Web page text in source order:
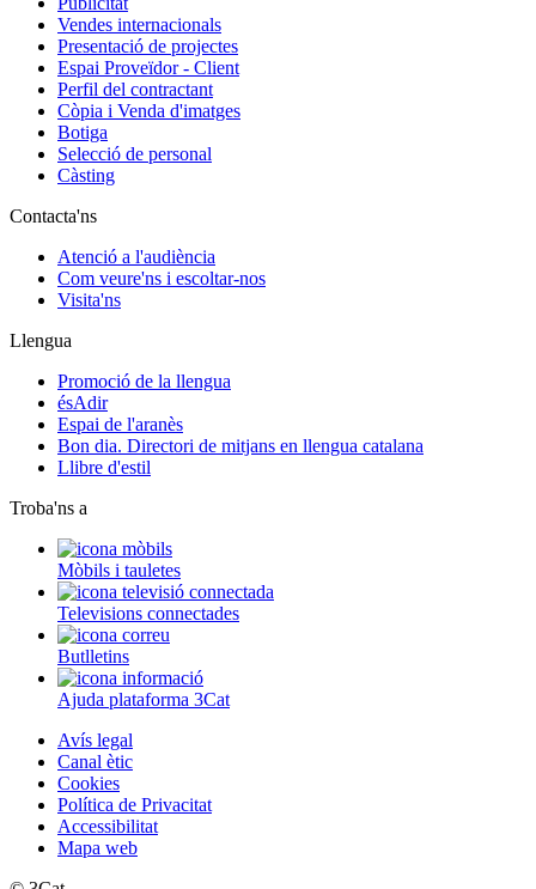
Vendes internacionals
Presentació de projectes
Espai Proveïdor - Client
Perfil del contractant
Còpia i Venda d'imatges
Botiga
Selecció de personal
Càsting
Contacta'ns
Atenció a l'audiència
Com veure'ns i escoltar-nos
Visita'ns
Llengua
Promoció de la llengua
ésAdir
Espai de l'aranès
Bon dia. Directori de mitjans en llengua catalana
Llibre d'estil
Troba'ns a
Mòbils i tauletes
Televisions connectades
Butlletins
Ajuda plataforma 3Cat
Avís legal
Canal ètic
Cookies
Política de Privacitat
Accessibilitat
Mapa web